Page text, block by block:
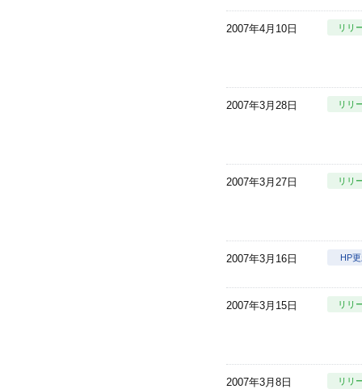
2007年4月10日 リリ
2007年3月28日 リリ
2007年3月27日 リリ
2007年3月16日 HP
2007年3月15日 リリ
2007年3月8日 リリ